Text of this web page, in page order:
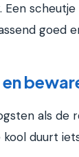
goed
als
kool duurt